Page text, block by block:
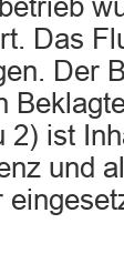
Das
Der
2) ist
und